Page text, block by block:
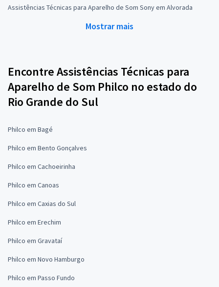
Assistências Técnicas para Aparelho de Som Sony em Alvorada
Mostrar mais
Encontre Assistências Técnicas para
Aparelho de Som Philco no estado do
Rio Grande do Sul
Philco em Bagé
Philco em Bento Gonçalves
Philco em Cachoeirinha
Philco em Canoas
Philco em Caxias do Sul
Philco em Erechim
Philco em Gravataí
Philco em Novo Hamburgo
Philco em Passo Fundo